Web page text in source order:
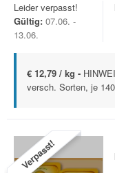
Leider verpasst!
Gültig: 07.06. -
13.06.
€ 12,79 / kg -
versch. Sorten, je
Verpasst!